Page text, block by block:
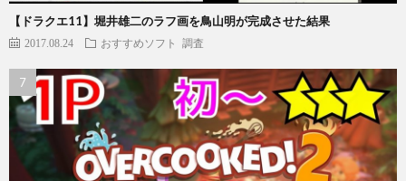
【ドラクエ11】堀井雄二のラフ画を鳥山明が完成させた結果
2017.08.24 おすすめソフト 調査